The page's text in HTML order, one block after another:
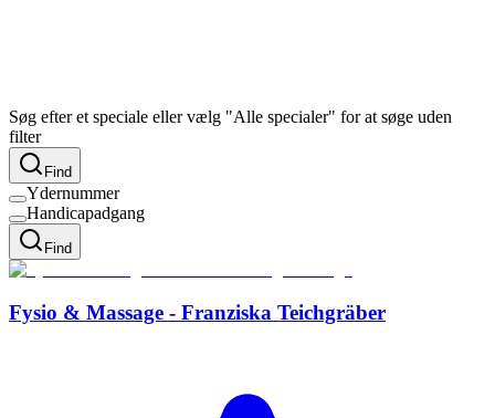
Søg efter et speciale eller vælg "Alle specialer" for at søge uden
filter
Find
Ydernummer
Handicapadgang
Find
Fysio & Massage - Franziska Teichgräber